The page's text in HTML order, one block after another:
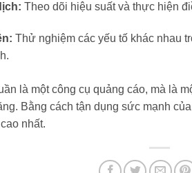
Theo dõi hiệu suất và thực hiện
Thử nghiệm các yếu tố khác nhau
là một công cụ quảng cáo, mà là
Bằng cách tận dụng sức mạnh
nhất.